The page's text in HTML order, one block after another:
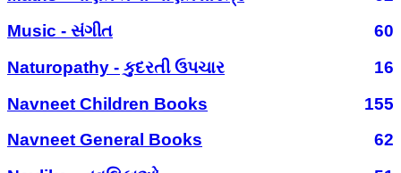
Music - સંગીત
60
Naturopathy - કુદરતી ઉપચાર
16
Navneet Children Books
155
Navneet General Books
62